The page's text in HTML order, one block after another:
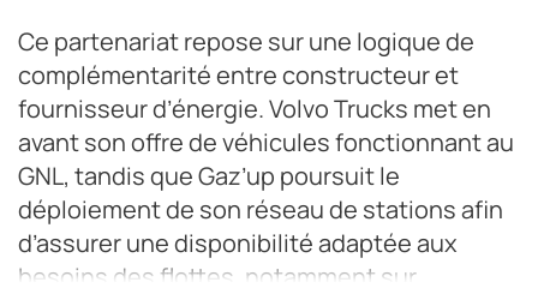
Ce partenariat repose sur une logique de
complémentarité entre constructeur et
fournisseur d’énergie. Volvo Trucks met en
avant son offre de véhicules fonctionnant au
GNL, tandis que Gaz’up poursuit le
déploiement de son réseau de stations afin
d’assurer une disponibilité adaptée aux
besoins des flottes, notamment sur